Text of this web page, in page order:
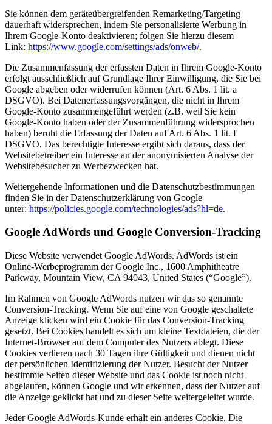
Sie können dem geräteübergreifenden Remarketing/Targeting
dauerhaft widersprechen, indem Sie personalisierte Werbung in
Ihrem Google-Konto deaktivieren; folgen Sie hierzu diesem
Link: https://www.google.com/settings/ads/onweb/.
Die Zusammenfassung der erfassten Daten in Ihrem Google-Konto
erfolgt ausschließlich auf Grundlage Ihrer Einwilligung, die Sie bei
Google abgeben oder widerrufen können (Art. 6 Abs. 1 lit. a
DSGVO). Bei Datenerfassungsvorgängen, die nicht in Ihrem
Google-Konto zusammengeführt werden (z.B. weil Sie kein
Google-Konto haben oder der Zusammenführung widersprochen
haben) beruht die Erfassung der Daten auf Art. 6 Abs. 1 lit. f
DSGVO. Das berechtigte Interesse ergibt sich daraus, dass der
Websitebetreiber ein Interesse an der anonymisierten Analyse der
Websitebesucher zu Werbezwecken hat.
Weitergehende Informationen und die Datenschutzbestimmungen
finden Sie in der Datenschutzerklärung von Google
unter: https://policies.google.com/technologies/ads?hl=de.
Google AdWords und Google Conversion-Tracking
Diese Website verwendet Google AdWords. AdWords ist ein
Online-Werbeprogramm der Google Inc., 1600 Amphitheatre
Parkway, Mountain View, CA 94043, United States (“Google”).
Im Rahmen von Google AdWords nutzen wir das so genannte
Conversion-Tracking. Wenn Sie auf eine von Google geschaltete
Anzeige klicken wird ein Cookie für das Conversion-Tracking
gesetzt. Bei Cookies handelt es sich um kleine Textdateien, die der
Internet-Browser auf dem Computer des Nutzers ablegt. Diese
Cookies verlieren nach 30 Tagen ihre Gültigkeit und dienen nicht
der persönlichen Identifizierung der Nutzer. Besucht der Nutzer
bestimmte Seiten dieser Website und das Cookie ist noch nicht
abgelaufen, können Google und wir erkennen, dass der Nutzer auf
die Anzeige geklickt hat und zu dieser Seite weitergeleitet wurde.
Jeder Google AdWords-Kunde erhält ein anderes Cookie. Die